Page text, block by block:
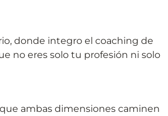
donde integro el coaching de
no eres solo tu profesión ni solo
ambas dimensiones caminen